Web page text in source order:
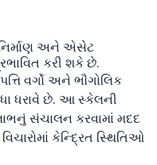
નિર્માણ અને એસેટ
કરી શકે છે.
વર્ગો અને ભૌગોલિક
ધરાવે છે. આ સ્કેલની
સંચાલન કરવામાં મદદ
કેન્દ્રિત સ્થિતિઓ